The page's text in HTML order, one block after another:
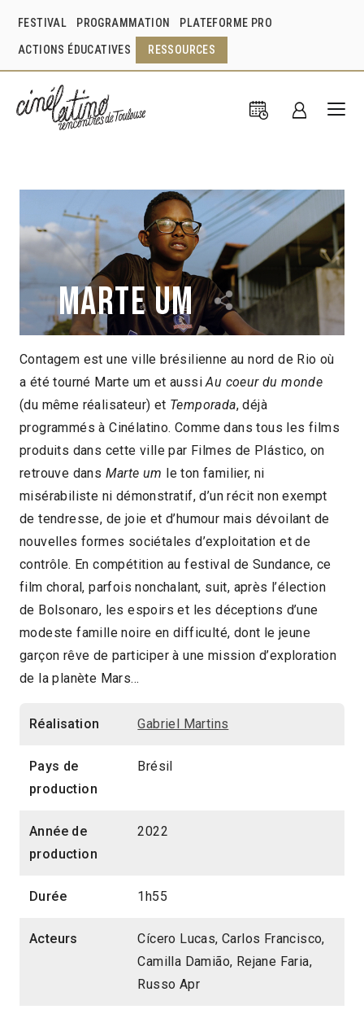
FESTIVAL PROGRAMMATION PLATEFORME PRO
ACTIONS ÉDUCATIVES RESSOURCES
Marte um
Gabriel Martins Brésil 2022
1h55
2022 > Compétition Long-métrage de fiction
Contagem est une ville brésilienne au nord de Rio où
a été tourné Marte um et aussiAu coeur du monde
(du même réalisateur) et Temporada, déjà
programmés à Cinélatino. Comme dans tous les films
produits dans cette ville par Filmes de Plástico, on
retrouve dans Marte um le ton familier, ni
misérabiliste ni démonstratif, d’un récit non exempt
de tendresse, de joie et d’humour mais dévoilant de
nouvelles formes sociétales d’exploitation et de
contrôle. En compétition au festival de Sundance, ce
film choral, parfois nonchalant, suit, après l’élection
de Bolsonaro, les espoirs et les déceptions d’une
modeste famille noire en difficulté, dont le jeune
garçon rêve de participer à une mission d’exploration
de la planète Mars…
Réalisation Gabriel Martins
Pays de
production
Brésil
Année de
production
2022
Durée 1h55
Acteurs
Cícero Lucas, Carlos Francisco,
Camilla Damião, Rejane Faria,
Russo Apr